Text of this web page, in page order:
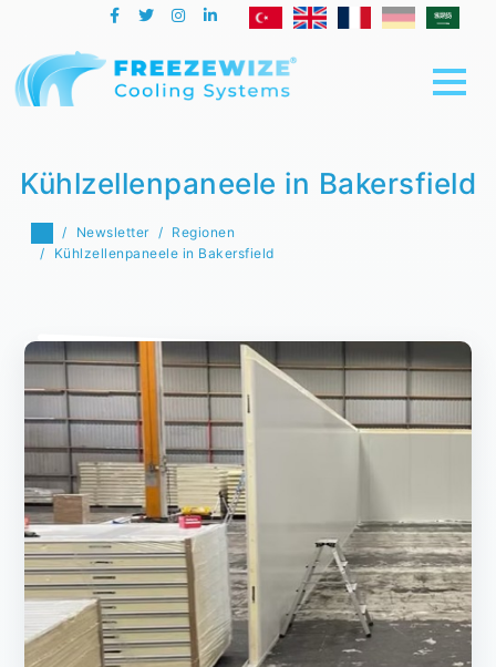
Kühlzellenpaneele in Bakersfield
Newsletter
Regionen
Kühlzellenpaneele in Bakersfield